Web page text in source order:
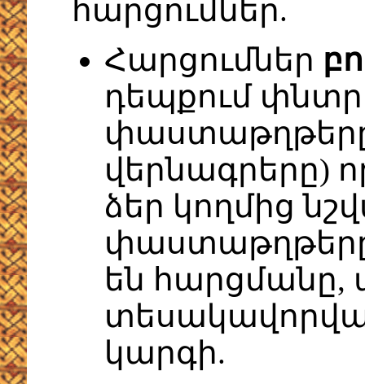
հարցումներ.
Հարցումներ
դեպքում
վերնագրերը)
ձեր կողմից
են հարցմանը,
կարգի.